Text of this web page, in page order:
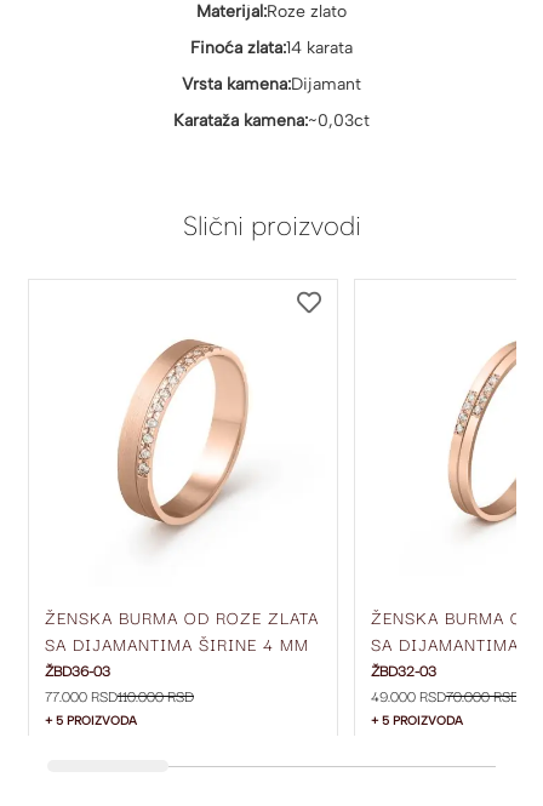
Materijal:Roze zlato
Finoća zlata:14 karata
Vrsta kamena:Dijamant
Karataža kamena:~0,03ct
Slični proizvodi
ŽENSKA BURMA OD ROZE ZLATA
SA DIJAMANTIMA ŠIRINE 4 MM
ŽBD36-03
ŽBD36-03
77.000 RSD110.000 RSD
+ 5 PROIZVODA
ŽENSKA BURMA OD
SA DIJAMANTIMA
ŽBD32-03
ŽBD32-03
49.000 RSD70.000 RSD
+ 5 PROIZVODA